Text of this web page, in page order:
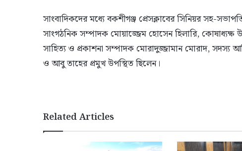
সাংবাদিকদের মধ্যে বকশীগঞ্জ প্রেসক্লাবের সিনিয়র সহ-
সাংগঠনিক সম্পাদক মোয়াজ্জেম হোসেন হিলারি,
সাহিত্য ও প্রকাশনা সম্পাদক মোরাদুজ্জামান মোরাদ, সদস্য
ও আবু তাহের প্রমুখ উপস্থিত ছিলেন।
Related Articles